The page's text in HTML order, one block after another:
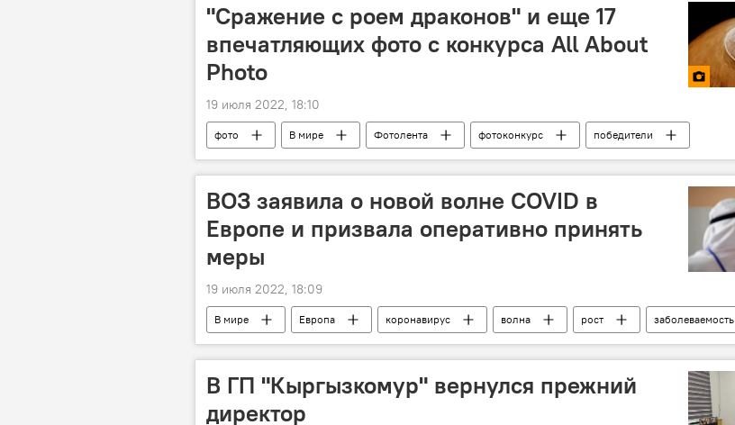
"Сражение с роем драконов" и еще 17
впечатляющих фото с конкурса All About
Photo
19 июля 2022, 18:10
фото В мире Фотолента фотоконкурс победители
ВОЗ заявила о новой волне COVID в
Европе и призвала оперативно принять
меры
19 июля 2022, 18:09
В мире Европа коронавирус волна рост заболеваемость
В ГП "Кыргызкомур" вернулся прежний
директор